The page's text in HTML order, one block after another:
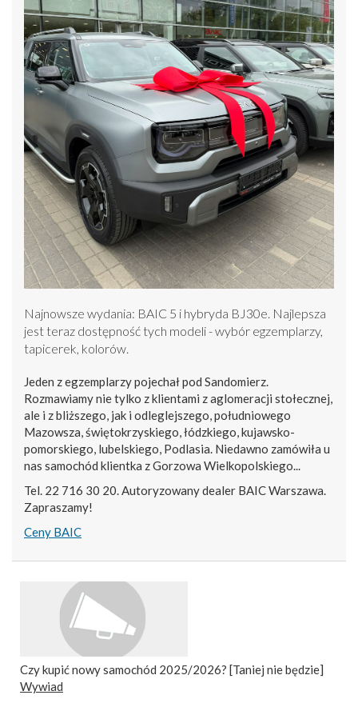
Najnowsze wydania: BAIC 5 i hybryda BJ30e. Najlepsza
jest teraz dostępność tych modeli - wybór egzemplarzy,
tapicerek, kolorów.
Jeden z egzemplarzy pojechał pod Sandomierz.
Rozmawiamy nie tylko z klientami z aglomeracji stołecznej,
ale i z bliższego, jak i odleglejszego, południowego
Mazowsza, świętokrzyskiego, łódzkiego, kujawsko-
pomorskiego, lubelskiego, Podlasia. Niedawno zamówiła u
nas samochód klientka z Gorzowa Wielkopolskiego...
Tel. 22 716 30 20. Autoryzowany dealer BAIC Warszawa.
Zapraszamy!
Ceny BAIC
Czy kupić nowy samochód 2025/2026? [Taniej nie będzie]
Wywiad